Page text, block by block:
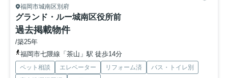
福岡市城南区別府
グランド・ルー城南区役所前
過去掲載物件
/築25年
福岡市七隈線「茶山」駅 徒歩14分
ペット相談 エレベーター リフォーム済
バス・トイレ別